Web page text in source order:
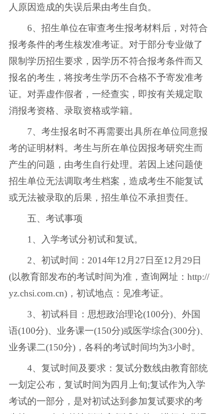
人原因造成的失误后果由考生自负。
6、招生单位在审查考生报考材料后，对符合
报考条件的考生核发准考证。对于部分专业做了
限制学历招生要求，因学历不符合报考条件而又
报名的考生，将按考生学历不合格不予寄发准考
证。对弄虚作假者，一经查实，即按有关规定取
消报考资格、录取资格或学籍。
7、考生报名时不再需要出具所在单位同意报
考的证明材料。考生与所在单位因报考研究生而
产生的问题，由考生自行处理。若因上述问题使
招生单位无法调取考生档案，造成考生不能复试
或无法被录取的后果，招生单位不承担责任。
五、考试事项
1、入学考试分初试和复试。
2、初试时间：2014年12月27日至12月29日
(以教育部发布的考试时间为准，查询网址：http://
yz.chsi.com.cn)，初试地点：见准考证。
3、初试科目：思想政治理论(100分)、外国
语(100分)、业务课一(150分)或医学综合(300分)、
业务课二(150分)，各科的考试时间均为3小时。
4、复试时间及要求：复试分数线由教育部统
一划定公布，复试时间为四月上旬;复试作为入学
考试的一部分，是对初试达到参加复试要求的考